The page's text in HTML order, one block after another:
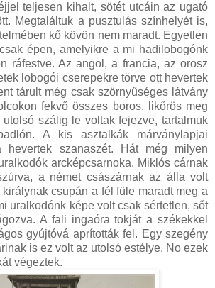
teljesen kihalt, sötét utcáin az ugató
Megtaláltuk a pusztulás színhelyét is,
kő kövön nem maradt. Egyetlen
épen, amelyikre a mi hadilobogónk
ráfestve. Az angol, a francia, az orosz
lobogói cserepekre törve ott hevertek
tárult még csak szörnyűséges látvány
fekvő összes boros, likőrös meg
utolsó szálig le voltak fejezve, tartalmuk
A kis asztalkák márványlapjai
hevertek szanaszét. Hát még milyen
arcképcsarnoka. Miklós cárnak
a német császárnak az álla volt
csupán a fél füle maradt meg a
uralkodónk képe volt csak sértetlen, sőt
A fali ingaóra tokját a székekkel
gyújtóvá aprították fel. Egy szegény
is ez volt az utolsó estélye. No ezek
végeztek.